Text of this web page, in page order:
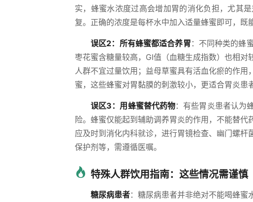
实，蜂蜜水浓度过高会增加胃的消化负担，尤其
复。正确的浓度是每杯水中加入适量蜂蜜即可，既
误区2：所有蜂蜜都适合养胃 ：不同种类的蜂
枣花蜜含糖量较高，GI值（血糖生成指数）也相
人群不宜过量饮用；益母草蜜具有活血化瘀的作
蜜，这些蜂蜜对胃黏膜的刺激较小，更适合胃炎患者
误区3：用蜂蜜替代药物：有些胃炎患者认为
险。蜂蜜仅能起到辅助调养胃炎的作用，不能替代
应及时到消化内科就诊，进行胃镜检查、幽门螺
保护剂等，需遵循医嘱。
特殊人群饮用指南：这些情况需谨慎
糖尿病患者：糖尿病患者并非绝对不能喝蜂